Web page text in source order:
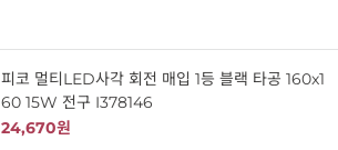
피코 멀티LED사각 회전 매입 1등 블랙 타공 160x1
60 15W 전구 I378146
24,670원